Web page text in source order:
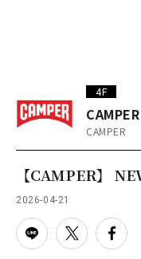
ニュース
TAX FREE
DELIVERY
PARCOメンバーズ
4F
CAMPER
CAMPER
【CAMPER】
2026-04-21